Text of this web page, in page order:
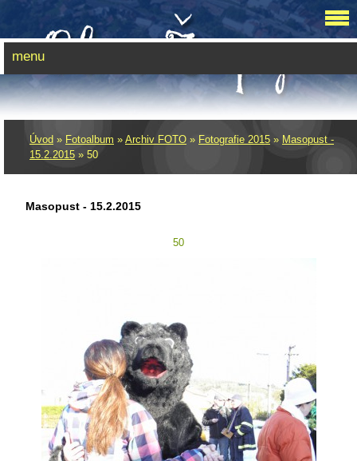
Úvod » Fotoalbum » Archiv FOTO » Fotografie 2015 » Masopust -
15.2.2015 » 50
Masopust - 15.2.2015
50
menu